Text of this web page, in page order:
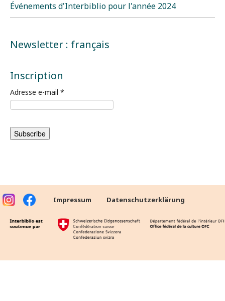
Événements d'Interbiblio pour l'année 2024
Newsletter : français
Inscription
Adresse e-mail *
Impressum Datenschutzerklärung